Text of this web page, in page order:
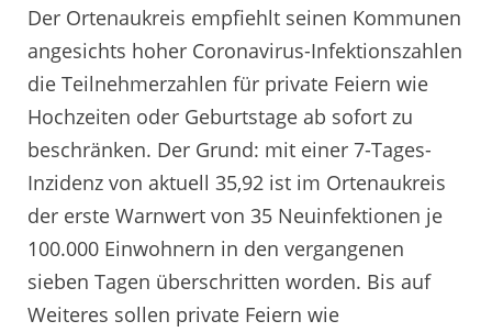
Der Ortenaukreis empfiehlt seinen Kommunen
angesichts hoher Coronavirus-Infektionszahlen
die Teilnehmerzahlen für private Feiern wie
Hochzeiten oder Geburtstage ab sofort zu
beschränken. Der Grund: mit einer 7-Tages-
Inzidenz von aktuell 35,92 ist im Ortenaukreis
der erste Warnwert von 35 Neuinfektionen je
100.000 Einwohnern in den vergangenen
sieben Tagen überschritten worden. Bis auf
Weiteres sollen private Feiern wie